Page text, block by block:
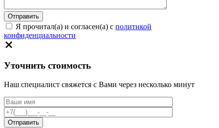
Я прочитал(а) и согласен(а) с политикой
конфиденциальности
Уточнить стоимость
Наш специалист свяжется с Вами через несколько минут